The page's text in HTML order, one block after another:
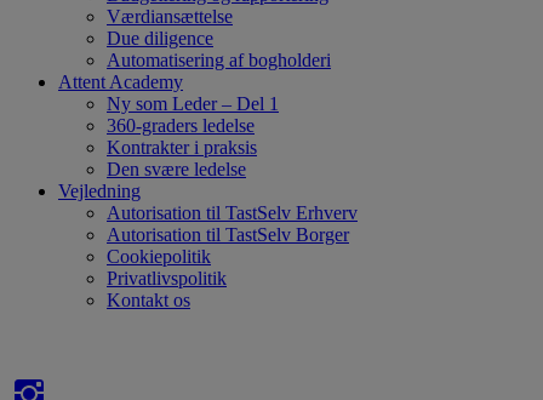
Værdiansættelse
Due diligence
Automatisering af bogholderi
Attent Academy
Ny som Leder – Del 1
360-graders ledelse
Kontrakter i praksis
Den svære ledelse
Vejledning
Autorisation til TastSelv Erhverv
Autorisation til TastSelv Borger
Cookiepolitik
Privatlivspolitik
Kontakt os